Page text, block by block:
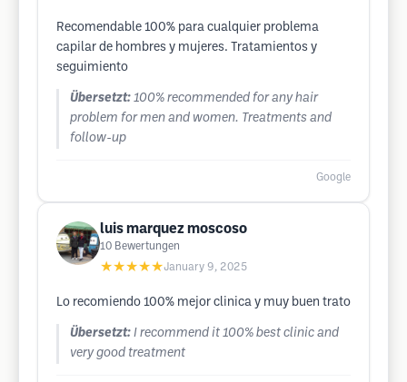
Recomendable 100% para cualquier problema
capilar de hombres y mujeres. Tratamientos y
seguimiento
Übersetzt: 100% recommended for any hair
problem for men and women. Treatments and
follow-up
Google
luis marquez moscoso
10 Bewertungen
★★★★★January 9, 2025
Lo recomiendo 100% mejor clinica y muy buen trato
Übersetzt: I recommend it 100% best clinic and
very good treatment